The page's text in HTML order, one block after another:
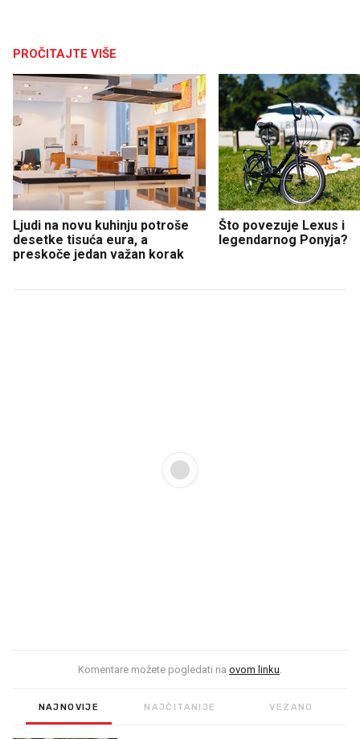
PROČITAJTE VIŠE
Ljudi na novu kuhinju potroše
desetke tisuća eura, a
preskoče jedan važan korak
Što povezuje Lexus i
legendarnog Ponyja?
Komentare možete pogledati na ovom linku.
NAJNOVIJE NAJČITANIJE VEZANO